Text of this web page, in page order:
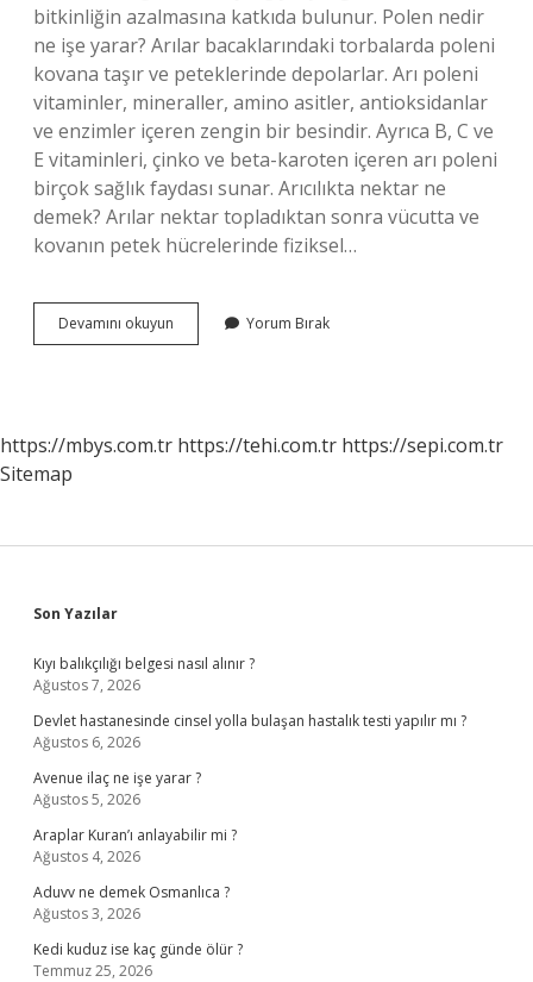
bitkinliğin azalmasına katkıda bulunur. Polen nedir
ne işe yarar? Arılar bacaklarındaki torbalarda poleni
kovana taşır ve peteklerinde depolarlar. Arı poleni
vitaminler, mineraller, amino asitler, antioksidanlar
ve enzimler içeren zengin bir besindir. Ayrıca B, C ve
E vitaminleri, çinko ve beta-karoten içeren arı poleni
birçok sağlık faydası sunar. Arıcılıkta nektar ne
demek? Arılar nektar topladıktan sonra vücutta ve
kovanın petek hücrelerinde fiziksel…
Devamını okuyun
Ve
Yorum Bırak
https://mbys.com.tr https://tehi.com.tr https://sepi.com.tr
Sitemap
Sidebar
Son Yazılar
Kıyı balıkçılığı belgesi nasıl alınır ?
Ağustos 7, 2026
Devlet hastanesinde cinsel yolla bulaşan hastalık testi yapılır mı ?
Ağustos 6, 2026
Avenue ilaç ne işe yarar ?
Ağustos 5, 2026
Araplar Kuran’ı anlayabilir mi ?
Ağustos 4, 2026
Aduvv ne demek Osmanlıca ?
Ağustos 3, 2026
Kedi kuduz ise kaç günde ölür ?
Temmuz 25, 2026